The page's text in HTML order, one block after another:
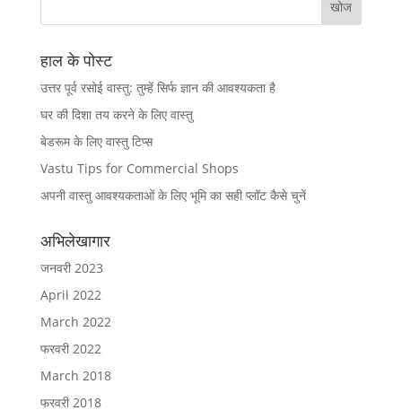
हाल के पोस्ट
उत्तर पूर्व रसोई वास्तु: तुम्हें सिर्फ ज्ञान की आवश्यकता है
घर की दिशा तय करने के लिए वास्तु
बेडरूम के लिए वास्तु टिप्स
Vastu Tips for Commercial Shops
अपनी वास्तु आवश्यकताओं के लिए भूमि का सही प्लॉट कैसे चुनें
अभिलेखागार
जनवरी 2023
April 2022
March 2022
फरवरी 2022
March 2018
फरवरी 2018